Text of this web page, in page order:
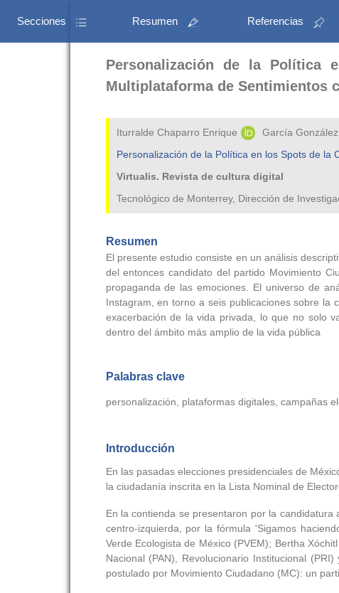
Secciones Resumen Referencias
Personalización de la Política
Multiplataforma de Sentimientos
Iturralde Chaparro Enrique
García
Personalización de la Política en los Spots de la
Virtualis. Revista de cultura digital
Tecnológico de Monterrey, Dirección de
Resumen
El presente estudio consiste en un análisis
del entonces candidato del partido Movimiento
propaganda de las emociones. El universo de
Instagram, en torno a seis publicaciones sobre la
exacerbación de la vida privada, lo que no solo
dentro del ámbito más amplio de la vida pública
Palabras clave
personalización, plataformas digitales, campañas
Introducción
En las pasadas elecciones presidenciales de
la ciudadanía inscrita en la Lista Nominal de
En la contienda se presentaron por la
centro-izquierda, por la fórmula 'Sigamos
Verde Ecologista de México (PVEM); Bertha
Nacional (PAN), Revolucionario Institucional
postulado por Movimiento Ciudadano (MC): un